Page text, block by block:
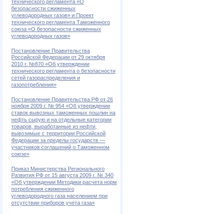
технического регламента «О
безопасности сжиженных
углеводородных газов» и Проект
технического регламента Таможенного
союза «О безопасности сжиженных
углеводородных газов»
Постановление Правительства
Российской Федерации от 29 октября
2010 г. №870 «Об утверждении
технического регламента о безопасности
сетей газораспределения и
газопотребления»
Постановление Правительства РФ от 26
ноября 2009 г. № 954 «Об утверждении
ставок вывозных таможенных пошлин на
нефть сырую и на отдельные категории
товаров, выработанные из нефти,
вывозимые с территории Российской
Федерации за пределы государств —
участников соглашений о Таможенном
союзе»
Приказ Министерства Регионального
Развития РФ от 15 августа 2009 г. № 340
«Об утверждении Методики расчета норм
потребления сжиженного
углеводородного газа населением при
отсутствии приборов учета газа»